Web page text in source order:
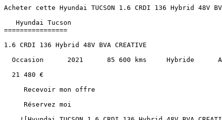
Acheter cette Hyundai TUCSON 1.6 CRDI 136 Hybrid 48V BVA CREATIVE Hybride au prix de 21480€ à Albi, Montauban, Castres, Cahors, Carcassonne et Toulouse.               

   Hyundai Tucson 
================

1.6 CRDI 136 Hybrid 48V BVA CREATIVE

  Occasion      2021      85 600 kms     Hybride      Automatique 

  21 480 €   

     Recevoir mon offre 

     Réservez moi 

    ![Hyundai TUCSON 1.6 CRDI 136 Hybrid 48V BVA CREATIVE](https://www.sndiffusion.fr/photos/evialog_photos/logvo/15/1780/04/13a2f441-5365-415f-8709-4bae7369006e.jpg?w=750)  

  ![Hyundai TUCSON 1.6 CRDI 136 Hybrid 48V BVA CREATIVE - Photo 2](https://www.sndiffusion.fr/photos/evialog_photos/logvo/15/1780/04/518e1007-109f-493c-bf19-edae8bdc38b1.jpg?w=600)  

 ![Hyundai TUCSON 1.6 CRDI 136 Hybrid 48V BVA CREATIVE - Photo 3](https://www.sndiffusion.fr/photos/evialog_photos/logvo/15/1780/04/ed55d41a-40fd-4848-870a-487a4e5c3309.jpg?w=600)  

 ![Hyundai TUCSON 1.6 CRDI 136 Hybrid 48V BVA CREATIVE - Photo 4](https://www.sndiffusion.fr/photos/evialog_photos/logvo/15/1780/04/d02e830a-f6fc-4ba7-ae6c-4cb3ed1eb8a5.jpg?w=600)  

 ![Hyundai TUCSON 1.6 CRDI 136 Hybrid 48V BVA CREATIVE - Photo 5](https://www.sndiffusion.fr/photos/evialog_photos/logvo/15/1780/04/6c63a252-07cb-4b81-8a44-1f9a7452435d.jpg?w=600)  +30 photos 

        /  

      ![]() 

 ![]() 

 ![]() 

   ![Photo 1]() 

       ![]()   

   Occasion      2021      85 600 kms     Hybride      Automatique 

  Caractéristiques
----------------

     Partager   

Année

2021

Kilométrage

85 600 km

Énergie

Hybride

Boîte de vitesses

Automatique

Puissance

136 ch / 7 cv fiscaux

Places

5

Cylindrée

1598 cm³

Couleur extérieure

Dark night

Couleur intérieure

Anthracite

Sellerie

Tissu

1ère immatriculation

30/03/2021

Référence

58253

  Points forts
------------

     Sièges chauffants     Climatisation Automatique     Retroviseurs Rabattables Electriques     Régulateur de vitesse     Caméra de recul    + 24 autres  

     Consommation et émissions
-------------------------

        D   

CO₂

141 g/km

   ![Crit'Air 2](https://www.sndiffusion.fr/images/critair/vignette-critair-2.png)Crit'Air

2

    Équipements
-----------

  ### Équipements de série (29)

    ABS 

   Aide au stationnement AV &amp; AR 

   Bluelink 

   Bluetooth 

   Caméra de recul 

   Capteur de luminosité 

   Capteur de pluie 

   Chargeur Smartphone sans fil 

   Climatisation automatique 

   Clé intelligente 

   Cockpit digital 10.12po 

   Contour des fenêtres chromé 

   E-Call 

   ESP 

   Feux Full LED 

   Jantes Alu 18'' 

   Pack éclairage ambiant intérieur 

   Ports USB 

   Radio DAB 

   Rails de toit 

   Régulateur de vitesse 

   Rétroviseur intérieur électrochrome 

   Rétroviseurs électriques et rabattables 

   Siège conducteur réglable électriquement 

   Sièges AV chauffants 

   Système de Navigation avec écran 10.25po 

   Sélection du mode de conduite 

   VOEU 

   Vitres AR surteintées 

        Le mot du vendeur > “ Découvrez le Hyundai Tucson 1.6 CRDi 136 Hybrid 48V BVA Creative, un SUV hybride alliant robustesse et sobriété. Avec seulement 85 600 km au compteur, ce modèle de 2021 est idéal pour ceux qui recherchent une voiture fiable avec un excellent rapport qualité-prix.
> 
> Équipé d'une transmission automatique et d'un moteur de 136 chevaux, ce Tucson offre une conduite fluide et agréable. Son étiquette Crit'Air 2 et ses émissions de CO2 maîtrisées à 141 g/km en font un